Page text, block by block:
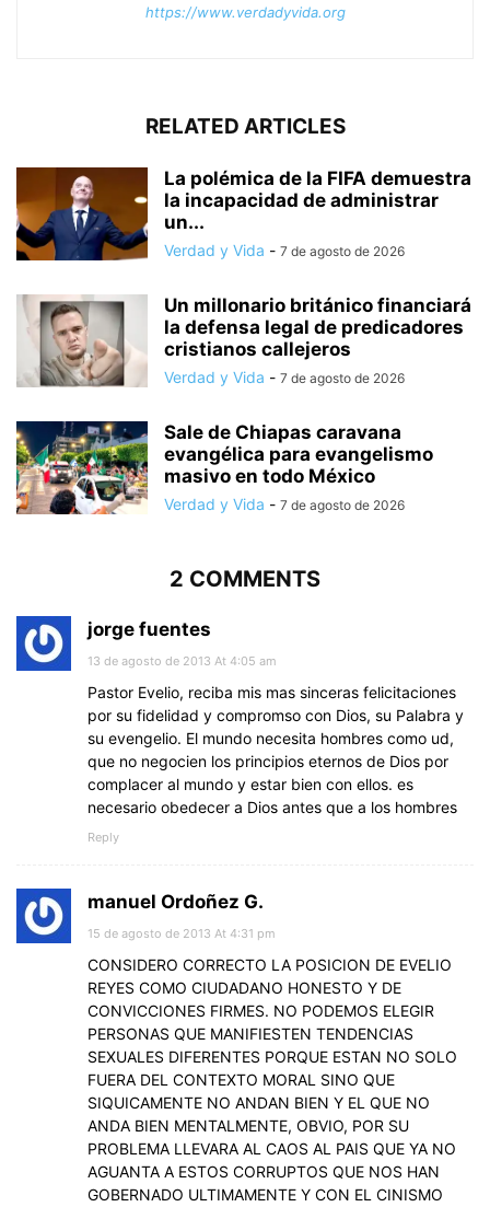
https://www.verdadyvida.org
RELATED ARTICLES
La polémica de la FIFA demuestra
la incapacidad de administrar
un...
Verdad y Vida - 7 de agosto de 2026
Un millonario británico financiará
la defensa legal de predicadores
cristianos callejeros
Verdad y Vida - 7 de agosto de 2026
Sale de Chiapas caravana
evangélica para evangelismo
masivo en todo México
Verdad y Vida - 7 de agosto de 2026
2 COMMENTS
jorge fuentes
13 de agosto de 2013 At 4:05 am
Pastor Evelio, reciba mis mas sinceras felicitaciones
por su fidelidad y compromso con Dios, su Palabra y
su evengelio. El mundo necesita hombres como ud,
que no negocien los principios eternos de Dios por
complacer al mundo y estar bien con ellos. es
necesario obedecer a Dios antes que a los hombres
Reply
manuel Ordoñez G.
15 de agosto de 2013 At 4:31 pm
CONSIDERO CORRECTO LA POSICION DE EVELIO
REYES COMO CIUDADANO HONESTO Y DE
CONVICCIONES FIRMES. NO PODEMOS ELEGIR
PERSONAS QUE MANIFIESTEN TENDENCIAS
SEXUALES DIFERENTES PORQUE ESTAN NO SOLO
FUERA DEL CONTEXTO MORAL SINO QUE
SIQUICAMENTE NO ANDAN BIEN Y EL QUE NO
ANDA BIEN MENTALMENTE, OBVIO, POR SU
PROBLEMA LLEVARA AL CAOS AL PAIS QUE YA NO
AGUANTA A ESTOS CORRUPTOS QUE NOS HAN
GOBERNADO ULTIMAMENTE Y CON EL CINISMO